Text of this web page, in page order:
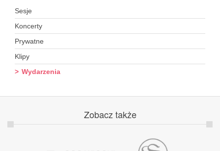
Sesje
Koncerty
Prywatne
Klipy
Wydarzenia
Zobacz także